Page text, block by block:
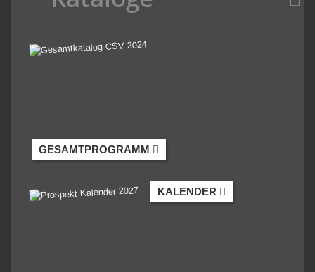
GESAMTPROGRAMM
KALENDER